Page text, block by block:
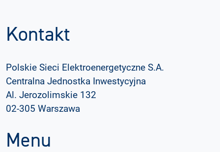
Kontakt
Polskie Sieci Elektroenergetyczne S.A.
Centralna Jednostka Inwestycyjna
Al. Jerozolimskie 132
02-305 Warszawa
Menu